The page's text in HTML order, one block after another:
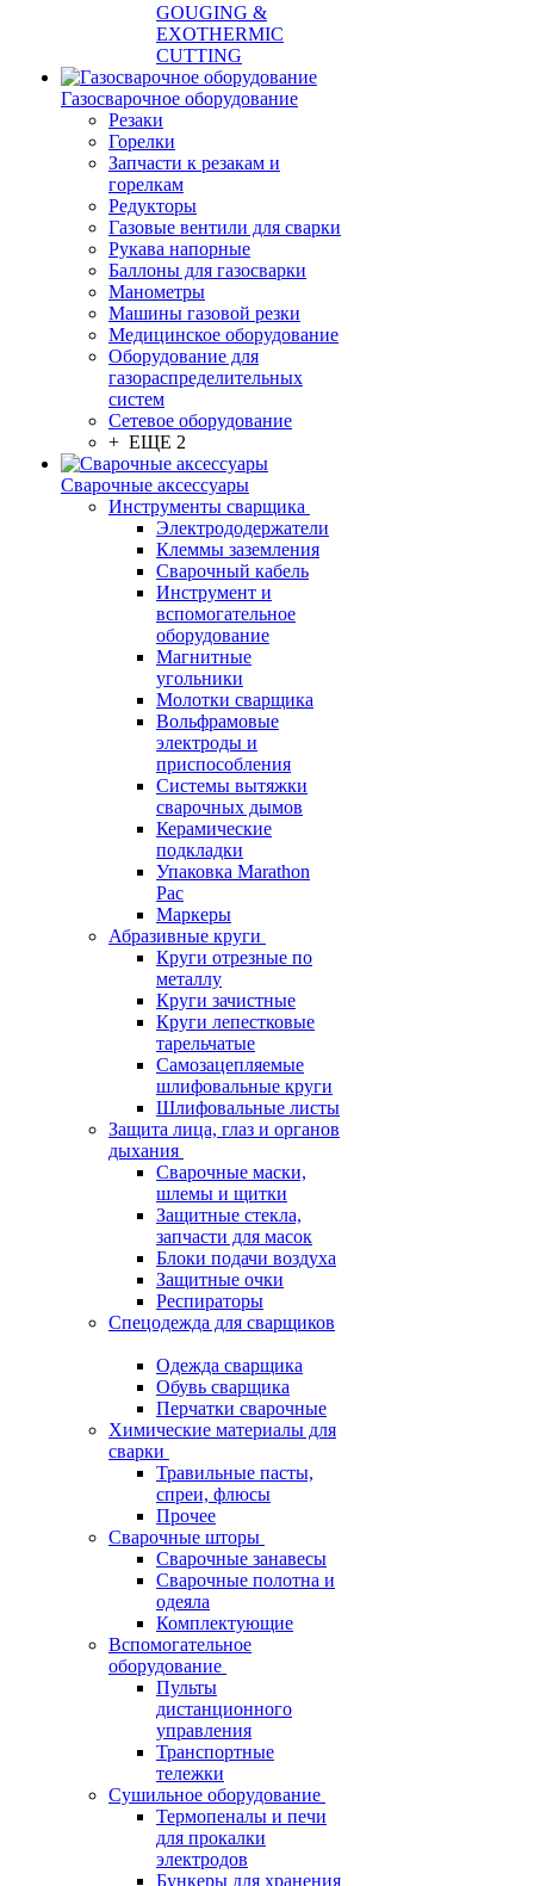
GOUGING &
EXOTHERMIC
CUTTING
Газосварочное оборудование
Резаки
Горелки
Запчасти к резакам и
горелкам
Редукторы
Газовые вентили для сварки
Рукава напорные
Баллоны для газосварки
Манометры
Машины газовой резки
Медицинское оборудование
Оборудование для
газораспределительных
систем
Сетевое оборудование
+ ЕЩЕ 2
Сварочные аксессуары
Инструменты сварщика
Электрододержатели
Клеммы заземления
Сварочный кабель
Инструмент и
вспомогательное
оборудование
Магнитные
угольники
Молотки сварщика
Вольфрамовые
электроды и
приспособления
Системы вытяжки
сварочных дымов
Керамические
подкладки
Упаковка Marathon
Pac
Маркеры
Абразивные круги
Круги отрезные по
металлу
Круги зачистные
Круги лепестковые
тарельчатые
Самозацепляемые
шлифовальные круги
Шлифовальные листы
Защита лица, глаз и органов
дыхания
Сварочные маски,
шлемы и щитки
Защитные стекла,
запчасти для масок
Блоки подачи воздуха
Защитные очки
Респираторы
Спецодежда для сварщиков
Одежда сварщика
Обувь сварщика
Перчатки сварочные
Химические материалы для
сварки
Травильные пасты,
спреи, флюсы
Прочее
Сварочные шторы
Сварочные занавесы
Сварочные полотна и
одеяла
Комплектующие
Вспомогательное
оборудование
Пульты
дистанционного
управления
Транспортные
тележки
Сушильное оборудование
Термопеналы и печи
для прокалки
электродов
Бункеры для хранения